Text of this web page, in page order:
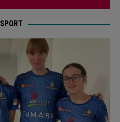
SPORT